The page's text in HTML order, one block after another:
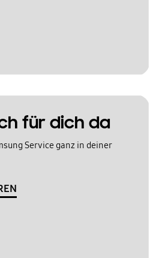
für dich da
Service ganz in deiner